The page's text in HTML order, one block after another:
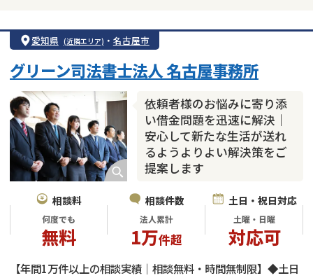
愛知県 (近隣エリア) ・ 名古屋市
依頼者様のお悩みに寄り添
い借金問題を迅速に解決｜
安心して新たな生活が送れ
るようよりよい解決策をご
提案します
グリーン司法書士法人 名古屋事務所
相談料
何度でも
無料
相談件数
法人累計
1万件超
土日・祝日対応
土曜・日曜
対応可
【年間1万件以上の相談実績｜相談無料・時間無制限】◆土日